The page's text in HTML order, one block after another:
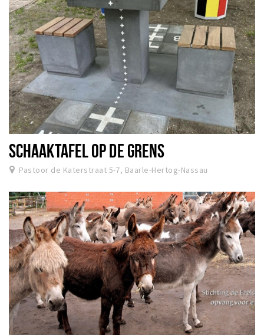
SCHAAKTAFEL OP DE GRENS
Pastoor de Katerstraat 5-7, Baarle-Hertog-Nassau